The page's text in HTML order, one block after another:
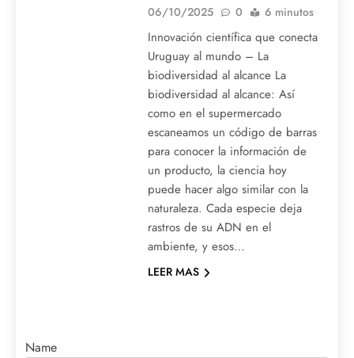
06/10/2025
0 6 minutos
Innovación científica que conecta
Uruguay al mundo – La
biodiversidad al alcance La
biodiversidad al alcance: Así
como en el supermercado
escaneamos un código de barras
para conocer la información de
un producto, la ciencia hoy
puede hacer algo similar con la
naturaleza. Cada especie deja
rastros de su ADN en el
ambiente, y esos…
LEER MAS
Name